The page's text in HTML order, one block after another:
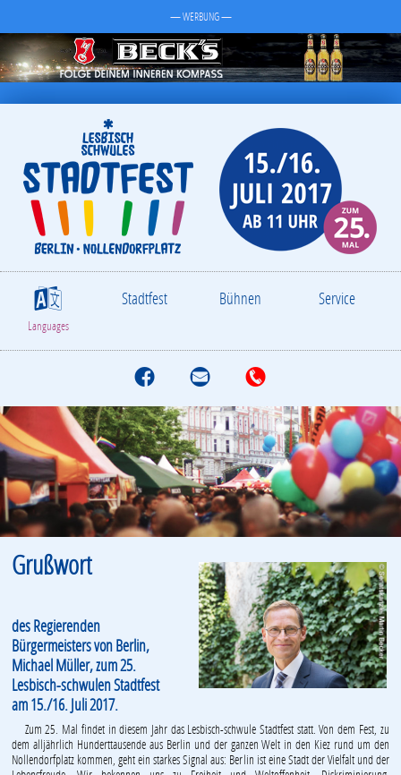
— WERBUNG —
S
Languages
Stadtfest Bühnen Service
F M T
Grußwort
des Regierenden
Bürgermeisters von Berlin,
Michael Müller, zum 25.
Lesbisch-schwulen Stadtfest
am 15./16. Juli 2017.
Zum 25. Mal findet in diesem Jahr das Lesbisch-schwule Stadtfest statt. Von dem Fest, zu
dem alljährlich Hunderttausende aus Berlin und der ganzen Welt in den Kiez rund um den
Nollendorfplatz kommen, geht ein starkes Signal aus: Berlin ist eine Stadt der Vielfalt und der